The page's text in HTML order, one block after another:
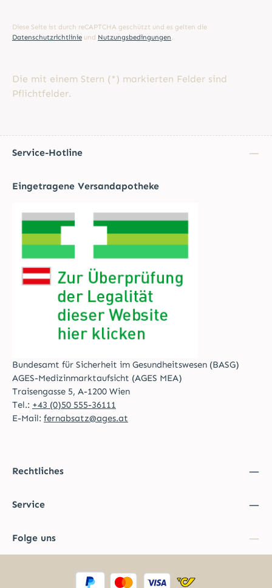
Diese Seite ist durch reCAPTCHA geschützt und es gelten die
Datenschutzrichtlinie und Nutzungsbedingungen.
Die mit einem Stern (*) markierten Felder sind
Pflichtfelder.
Service-Hotline
Eingetragene Versandapotheke
Bundesamt für Sicherheit im Gesundheitswesen (BASG)
AGES-Medizinmarktaufsicht (AGES MEA)
Traisengasse 5, A-1200 Wien
Tel.: +43 (0)50 555-36111
E-Mail: fernabsatz@ages.at
Rechtliches
Service
Folge uns